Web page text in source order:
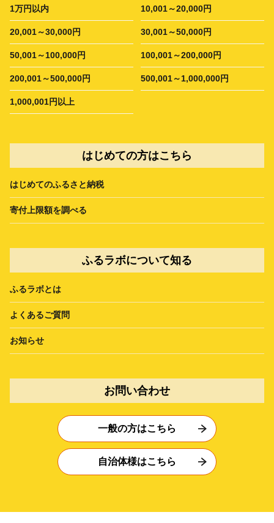
1万円以内 10,001～20,000円
20,001～30,000円 30,001～50,000円
50,001～100,000円 100,001～200,000円
200,001～500,000円 500,001～1,000,000円
1,000,001円以上
はじめての方はこちら
はじめてのふるさと納税
寄付上限額を調べる
ふるラボについて知る
ふるラボとは
よくあるご質問
お知らせ
お問い合わせ
一般の方はこちら
自治体様はこちら